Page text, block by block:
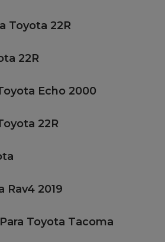
Toyota 22R
22R
Echo 2000
22R
Rav4 2019
Toyota Tacoma